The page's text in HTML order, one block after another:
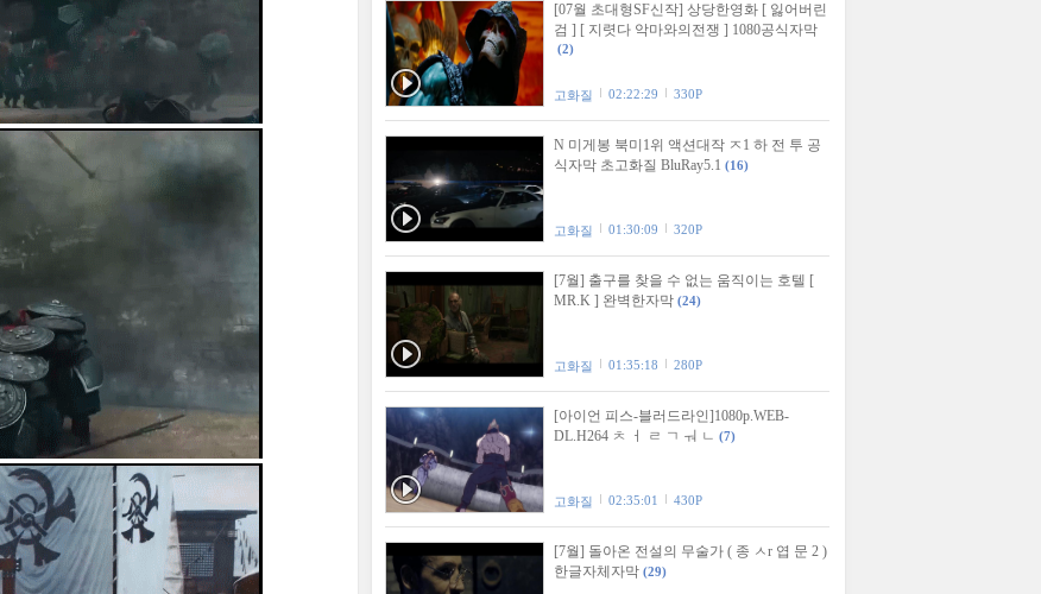
[07월 초대형SF신작] 상당한영화 [ 잃어버린
검 ] [ 지렷다 악마와의전쟁 ] 1080공식자막
(2)
고화질 02:22:29 330P
N 미게봉 북미1위 액션대작 ㅈ1 하 전 투 공
식자막 초고화질 BluRay5.1 (16)
고화질 01:30:09 320P
[7월] 출구를 찾을 수 없는 움직이는 호텔 [
MR.K ] 완벽한자막 (24)
고화질 01:35:18 280P
[아이언 피스-블러드라인]1080p.WEB-
DL.H264 ㅊ ㅓ ㄹ ㄱ ㅝ ㄴ (7)
고화질 02:35:01 430P
[7월] 돌아온 전설의 무술가 ( 종 ㅅr 엽 문 2 )
한글자체자막 (29)